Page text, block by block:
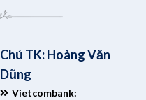
Chủ TK: Hoàng Văn
Dũng
Vietcombank: